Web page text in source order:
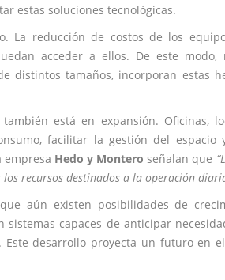
estas soluciones tecnológicas.
La reducción de costos de los
acceder a ellos. De este
distintos tamaños, incorporan estas
está en expansión. Oficinas,
facilitar la gestión del espacio
empresa Hedo y Montero señalan que
recursos destinados a la operación
aún existen posibilidades de
capaces de anticipar
desarrollo proyecta un futuro en